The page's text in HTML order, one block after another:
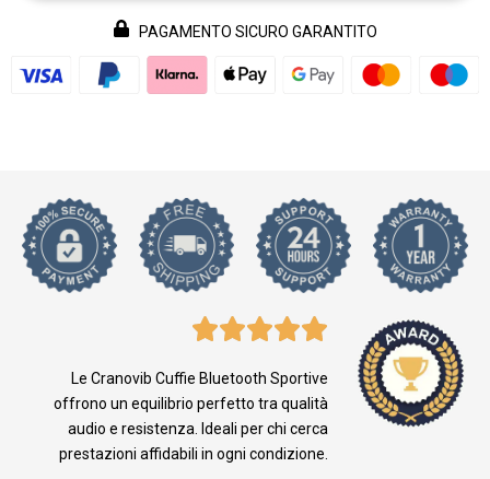
PAGAMENTO SICURO GARANTITO
Le Cranovib Cuffie Bluetooth Sportive
offrono un equilibrio perfetto tra qualità
audio e resistenza. Ideali per chi cerca
prestazioni affidabili in ogni condizione.